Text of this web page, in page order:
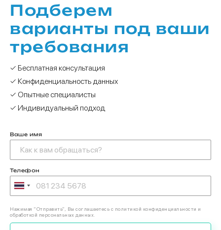
Подберем
варианты под ваши
требования
✓ Бесплатная консультация
✓ Конфиденциальность данных
✓ Опытные специалисты
✓ Индивидуальный подход
Ваше имя
Телефон
Нажимая “Отправить”, Вы соглашаетесь с политикой конфиденциальности и
обработкой персональных данных.